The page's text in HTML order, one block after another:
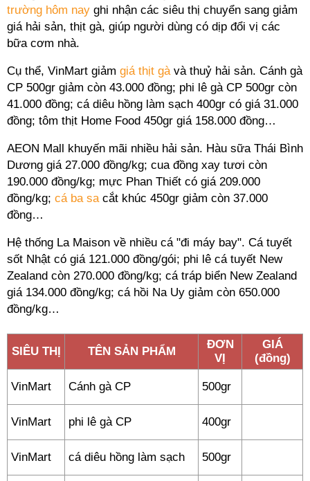
trường hôm nay ghi nhận các siêu thị chuyển sang giảm
giá hải sản, thịt gà, giúp người dùng có dịp đổi vị các
bữa cơm nhà.
Cụ thể, VinMart giảm giá thịt gàvà thuỷ hải sản. Cánh gà
CP 500gr giảm còn 43.000 đồng; phi lê gà CP 500gr còn
41.000 đồng; cá diêu hồng làm sạch 400gr có giá 31.000
đồng; tôm thịt Home Food 450gr giá 158.000 đồng…
AEON Mall khuyến mãi nhiều hải sản. Hàu sữa Thái Bình
Dương giá 27.000 đồng/kg; cua đồng xay tươi còn
190.000 đồng/kg; mực Phan Thiết có giá 209.000
đồng/kg; cá ba sacắt khúc 450gr giảm còn 37.000
đồng…
Hệ thống La Maison về nhiều cá "đi máy bay". Cá tuyết
sốt Nhật có giá 121.000 đồng/gói; phi lê cá tuyết New
Zealand còn 270.000 đồng/kg; cá tráp biển New Zealand
giá 134.000 đồng/kg; cá hồi Na Uy giảm còn 650.000
đồng/kg…
SIÊU THỊ TÊN SẢN PHẨM
ĐƠN
VỊ
GIÁ
(đồng)
VinMart Cánh gà CP 500gr
VinMart phi lê gà CP 400gr
VinMart cá diêu hồng làm sạch 500gr